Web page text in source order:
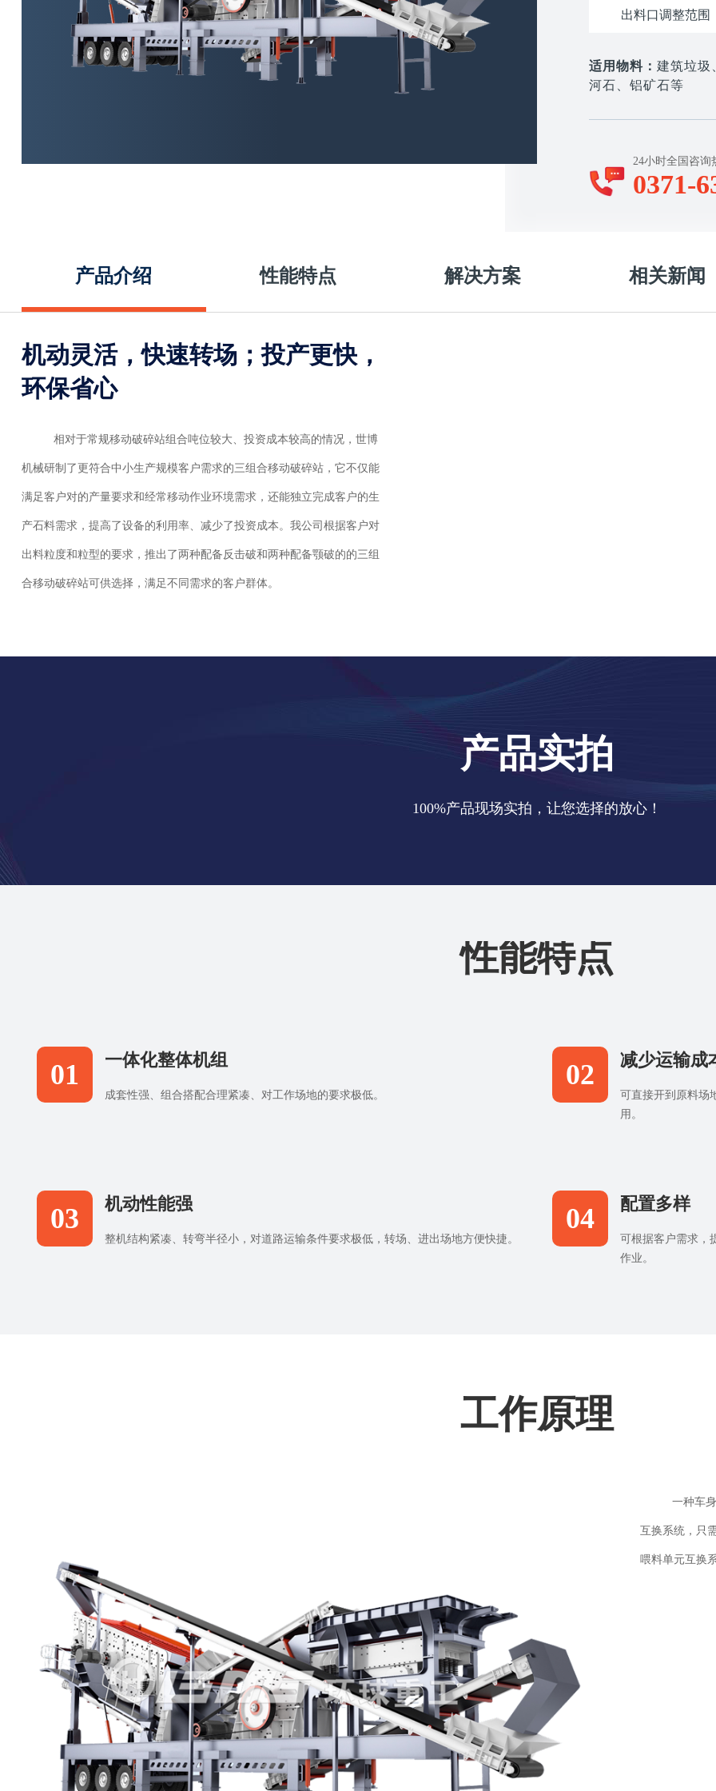
出料口调整范围
适用物料： 建筑垃圾
河石、铝矿石等
24小时全国咨询
0371-
产品介绍 性能特点 解决方案 相关新闻
机动灵活，快速转场；投产更快，
环保省心
相对于常规移动破碎站组合吨位较大、投资成本较高的情况，世博
机械研制了更符合中小生产规模客户需求的三组合移动破碎站，它不仅能
满足客户对的产量要求和经常移动作业环境需求，还能独立完成客户的生
产石料需求，提高了设备的利用率、减少了投资成本。我公司根据客户对
出料粒度和粒型的要求，推出了两种配备反击破和两种配备颚破的的三组
合移动破碎站可供选择，满足不同需求的客户群体。
产品实拍
100%产品现场实拍，让您选择的放心！
性能特点
01 一体化整体机组
成套性强、组合搭配合理紧凑、对工作场地的要求极低。
02 减少运输成
可直接开到原料场
用。
03 机动性能强
整机结构紧凑、转弯半径小，对道路运输条件要求极低，转场、进出场地方便快捷。
04 配置多样
可根据客户需求，
作业。
工作原理
一种车
互换系统，只
喂料单元互换